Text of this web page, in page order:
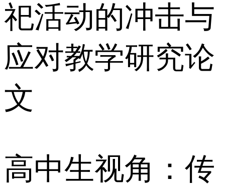
祀活动的冲击与
应对教学研究论
文
高中生视角：传